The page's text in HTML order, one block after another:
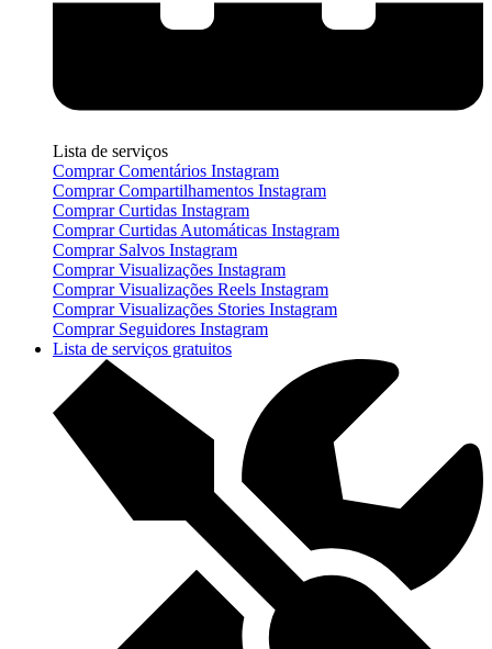
Lista de serviços
Comprar Comentários Instagram
Comprar Compartilhamentos Instagram
Comprar Curtidas Instagram
Comprar Curtidas Automáticas Instagram
Comprar Salvos Instagram
Comprar Visualizações Instagram
Comprar Visualizações Reels Instagram
Comprar Visualizações Stories Instagram
Comprar Seguidores Instagram
Lista de serviços gratuitos